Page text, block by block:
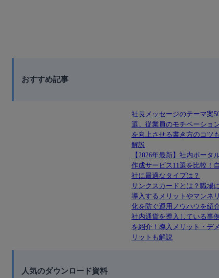
おすすめ記事
社長メッセージのテーマ案
選。従業員のモチベーショ
を向上させる書き方のコツ
解説
【2026年最新】社内ポータ
作成サービス11選を比較！
社に最適なタイプは？
サンクスカードとは？職場
導入するメリットやマンネ
化を防ぐ運用ノウハウを紹
社内通貨を導入している事
を紹介！導入メリット・デ
リットも解説
人気のダウンロード資料